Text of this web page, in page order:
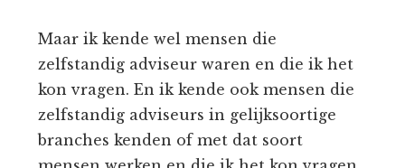
Maar ik kende wel mensen die
zelfstandig adviseur waren en die ik het
kon vragen. En ik kende ook mensen die
zelfstandig adviseurs in gelijksoortige
branches kenden of met dat soort